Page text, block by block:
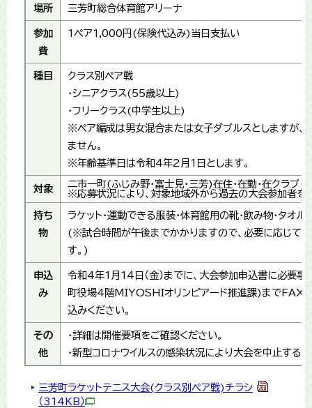
場所 三芳町総合体育館アリーナ
参加
費
1ペア1,000円(保険代込み)当日支払い
種目
クラス別ペア戦
・シニアクラス(55歳以上)
・フリークラス(中学生以上)
※ペア編成は男女混合または女子ダブルスとしますが
ません。
※年齢基準日は令和4年2月1日とします。
対象
二市一町(ふじみ野・富士見・三芳)在住・在勤・在クラブ
※応募状況により、対象地域外から過去の大会参加者を
持ち
物
ラケット・運動できる服装・体育館用の靴・飲み物・タオル
(※試合時間が午後までかかりますので、必要に応じて
す。)
申込
み
令和4年1月14日（金）までに、大会参加申込書に必要事
町役場4階MIYOSHIオリンピアード推進課)までFAX、
込みください。
その
他
・詳細は開催要項をご確認ください。
・新型コロナウイルスの感染状況により大会を中止する
三芳町ラケットテニス大会(クラス別ペア戦)チラシ
（314KB）